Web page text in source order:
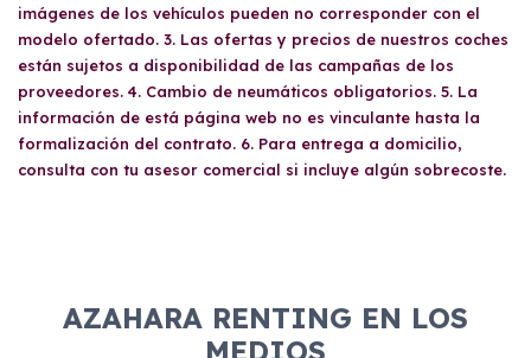
imágenes de los vehículos pueden no corresponder con el
modelo ofertado. 3. Las ofertas y precios de nuestros coches
están sujetos a disponibilidad de las campañas de los
proveedores. 4. Cambio de neumáticos obligatorios. 5. La
información de está página web no es vinculante hasta la
formalización del contrato. 6. Para entrega a domicilio,
consulta con tu asesor comercial si incluye algún sobrecoste.
AZAHARA RENTING EN LOS